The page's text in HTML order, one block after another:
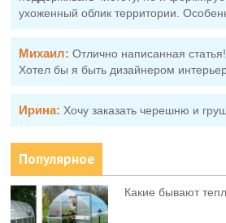
ухоженный облик территории.
Михаил: Отлично написанная
Хотел бы я быть дизайнером
Ирина: Хочу заказать черешню и
Популярное
Какие бывают